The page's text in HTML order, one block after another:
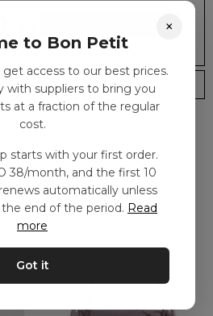
dagar Frakt EURO 4
gillar
×
to Bon Petit
access to our best prices.
with suppliers to bring you
at a fraction of the regular
cost.
starts with your first order.
38/month, and the first 10
automatically unless
end of the period. Read
more
Got it